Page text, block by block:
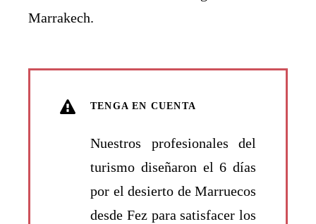
Marrakech.
TENGA EN CUENTA
Nuestros profesionales del
turismo diseñaron el 6 días
por el desierto de Marruecos
desde Fez para satisfacer los